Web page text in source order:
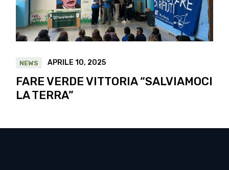
NEWS APRILE 10, 2025
FARE VERDE VITTORIA “SALVIAMOCI
LA TERRA”